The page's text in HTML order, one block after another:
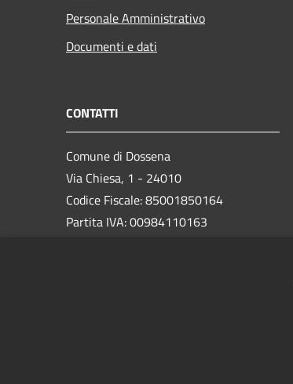
Personale Amministrativo
Documenti e dati
CONTATTI
Comune di Dossena
Via Chiesa, 1 - 24010
Codice Fiscale: 85001850164
Partita IVA: 00984110163